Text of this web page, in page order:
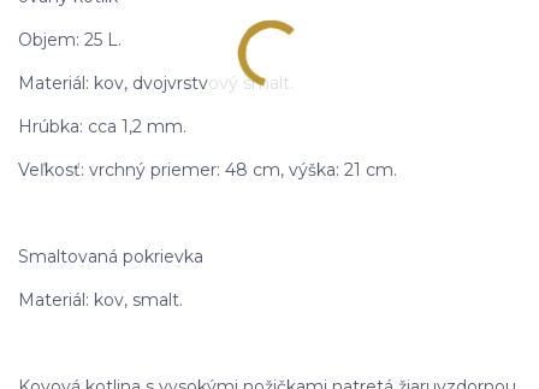
Objem: 25 L.
Materiál: kov, dvojvrstvový smalt.
Hrúbka: cca 1,2 mm.
Veľkosť: vrchný priemer: 48 cm, výška: 21 cm.
Smaltovaná pokrievka
Materiál: kov, smalt.